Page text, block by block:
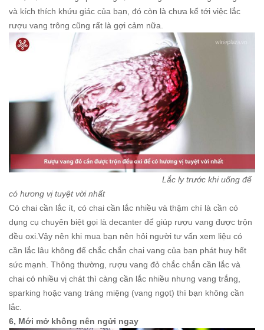
và kích thích khứu giác của bạn, đó còn là chưa kể tới việc lắc
rượu vang trông cũng rất là gợi cảm nữa.
Lắc ly trước khi uống để
có hương vị tuyệt vời nhất
Có chai cần lắc ít, có chai cần lắc nhiều và thậm chí là cần có
dụng cụ chuyên biệt gọi là decanter để giúp rượu vang được trộn
đều oxi.Vậy nên khi mua bạn nên hỏi người tư vấn xem liệu có
cần lắc lâu không để chắc chắn chai vang của bạn phát huy hết
sức mạnh. Thông thường, rượu vang đỏ chắc chắn cần lắc và
chai có nhiều vị chát thì càng cần lắc nhiều nhưng vang trắng,
sparking hoặc vang tráng miệng (vang ngọt) thì bạn không cần
lắc.
6, Mới mở không nên ngửi ngay